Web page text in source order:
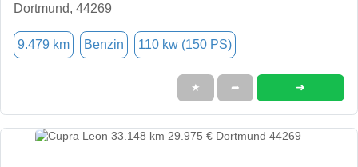
Dortmund, 44269
9.479 km Benzin 110 kw (150 PS)
★ ➦ ➜